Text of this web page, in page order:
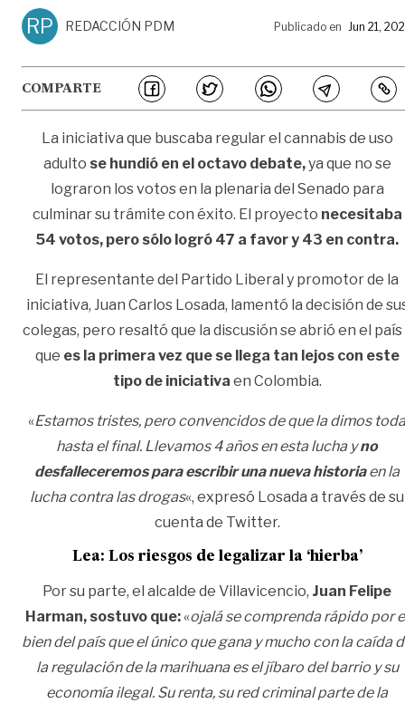
RP REDACCIÓN PDM Publicado en Jun 21,
COMPARTE
La iniciativa que buscaba regular el cannabis de uso
adulto se hundió en el octavo debate,ya que no se
lograron los votos en la plenaria del Senado para
culminar su trámite con éxito. El proyecto necesitaba
54 votos, pero sólo logró 47 a favor y 43 en contra.
El representante del Partido Liberal y promotor de la
iniciativa, Juan Carlos Losada, lamentó la decisión de
colegas, pero resaltó que la discusión se abrió en el país
que es la primera vez que se llega tan lejos con este
tipo de iniciativa en Colombia.
«Estamos tristes, pero convencidos de que la dimos toda
hasta el final. Llevamos 4 años en esta lucha yno
desfalleceremos para escribir una nueva historiaen la
lucha contra las drogas«, expresó Losada a través de su
cuenta de Twitter.
Lea: Los riesgos de legalizar la ‘hierba’
Por su parte, el alcalde de Villavicencio, Juan Felipe
Harman, sostuvo que:«ojalá se comprenda rápido por
bien del país que el único que gana y mucho con la caída
la regulación de la marihuana es el jíbaro del barrio y su
economía ilegal. Su renta, su red criminal parte de la